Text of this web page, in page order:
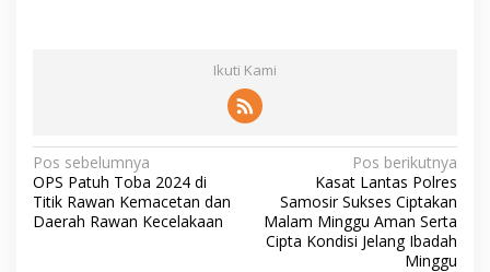
Ikuti Kami
N
a
v
Pos sebelumnya
OPS Patuh Toba 2024 di
Titik Rawan Kemacetan dan
Daerah Rawan Kecelakaan
Pos berikutnya
Kasat Lantas Polres
Samosir Sukses Ciptakan
Malam Minggu Aman Serta
Cipta Kondisi Jelang Ibadah
Minggu